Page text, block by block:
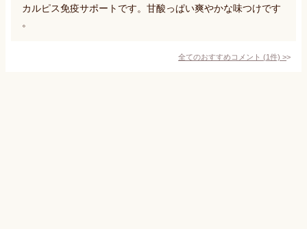
カルピス免疫サポートです。甘酸っぱい爽やかな味つけです
。
全てのおすすめコメント (1件) >